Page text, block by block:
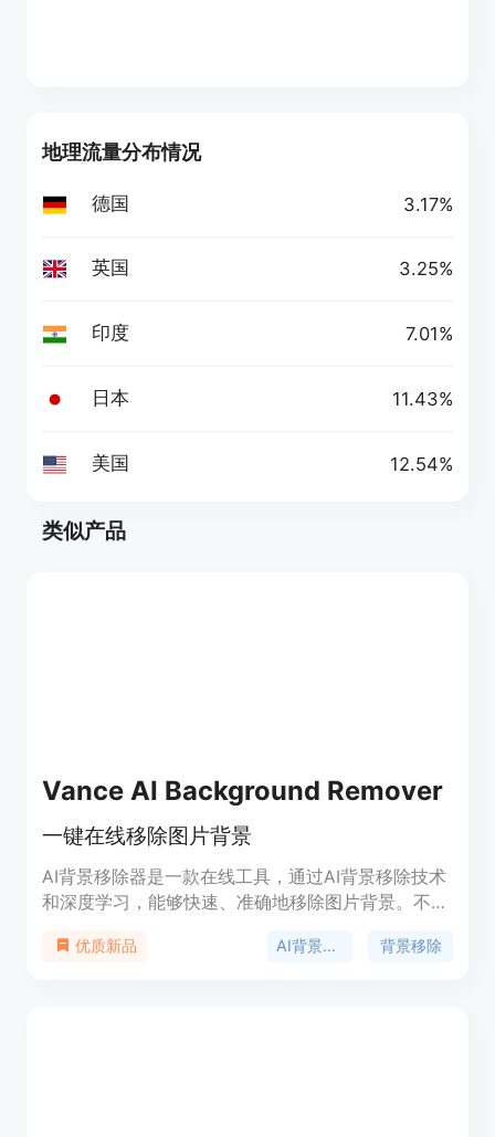
地理流量分布情况
德国 3.17%
英国 3.25%
印度 7.01%
日本 11.43%
美国 12.54%
类似产品
Vance AI Background Remover
一键在线移除图片背景
AI背景移除器是一款在线工具，通过AI背景移除技术
和深度学习，能够快速、准确地移除图片背景。不仅
流程。支持自动去除图片背景，提高工作效率。所有
优质新品 AI背景移除器 背景移除